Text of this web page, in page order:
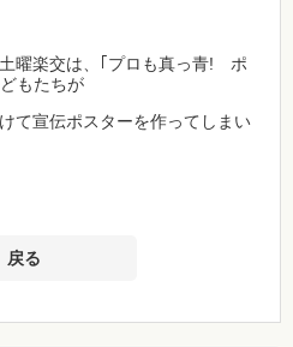
曜楽交は、｢プロも真っ青! ポ
もたちが
て宣伝ポスターを作ってしまい
戻る